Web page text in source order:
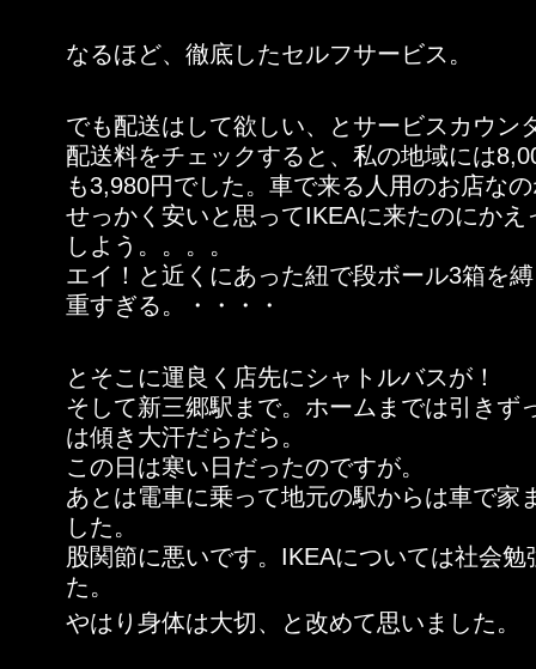
なるほど、徹底したセルフサービス。
でも配送はして欲しい、とサービスカウン
配送料をチェックすると、私の地域には
も3,980円でした。車で来る人用のお店な
せっかく安いと思ってIKEAに来たのにかえ
しよう。。。。
エイ！と近くにあった紐で段ボール3箱を
重すぎる。・・・・
とそこに運良く店先にシャトルバスが！
そして新三郷駅まで。ホームまでは引きず
は傾き大汗だらだら。
この日は寒い日だったのですが。
あとは電車に乗って地元の駅からは車で家
した。
股関節に悪いです。IKEAについては社会勉
た。
やはり身体は大切、と改めて思いました。